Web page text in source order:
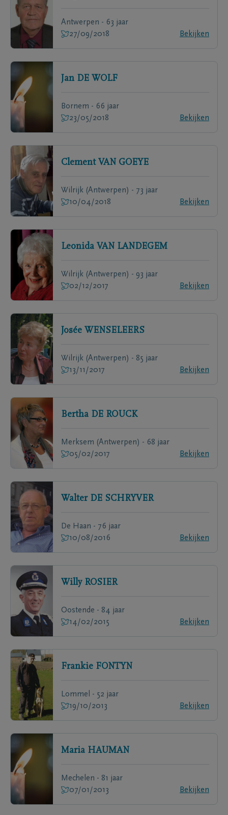
Antwerpen - 63 jaar
27/09/2018
Bekijken
Jan DE WOLF
Bornem - 66 jaar
23/05/2018
Bekijken
Clement VAN GOEYE
Wilrijk (Antwerpen) - 73 jaar
10/04/2018
Bekijken
Leonida VAN LANDEGEM
Wilrijk (Antwerpen) - 93 jaar
02/12/2017
Bekijken
Josée WENSELEERS
Wilrijk (Antwerpen) - 85 jaar
13/11/2017
Bekijken
Bertha DE ROUCK
Merksem (Antwerpen) - 68 jaar
05/02/2017
Bekijken
Walter DE SCHRYVER
De Haan - 76 jaar
10/08/2016
Bekijken
Willy ROSIER
Oostende - 84 jaar
14/02/2015
Bekijken
Frankie FONTYN
Lommel - 52 jaar
19/10/2013
Bekijken
Maria HAUMAN
Mechelen - 81 jaar
07/01/2013
Bekijken